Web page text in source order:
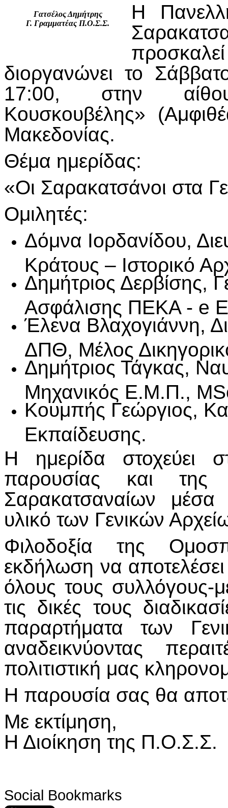
Γατσέλος Δημήτρης
Γ. Γραμματέας Π.Ο.Σ.Σ.
Η
διοργανώνει το
17:00, στην
Κουσκουβέλης»
Μακεδονίας.
Θέμα ημερίδας:
«Οι Σαρακατσάνοι στα
Ομιλητές:
Δόμνα Ιορδανίδου,
Κράτους – Ιστορικό
Δημήτριος Δερβίσης,
Ασφάλισης ΠΕΚΑ - e
Έλενα Βλαχογιάννη,
ΔΠΘ, Μέλος
Δημήτριος Τάγκας,
Μηχανικός Ε.Μ.Π.,
Κουμπής Γεώργιος,
Εκπαίδευσης.
Η ημερίδα στοχεύει
παρουσίας και της
Σαρακατσαναίων μέσα
υλικό των Γενικών
Φιλοδοξία της
εκδήλωση να
όλους τους
τις δικές τους
παραρτήματα των
αναδεικνύοντας
πολιτιστική μας
Η παρουσία σας θα
Με εκτίμηση,
Η Διοίκηση της Π.Ο.Σ.Σ.
Social Bookmarks